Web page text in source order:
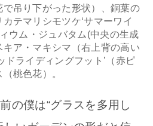
吊り下がった形状）、銅葉の
テマリシモツケ‘サマーワイ
ウム・ジュバタム(中央の生成
ア・マキシマ（右上背の高い
ドライディングフット’（赤ピ
桃色花）。
の僕は“グラスを多用し